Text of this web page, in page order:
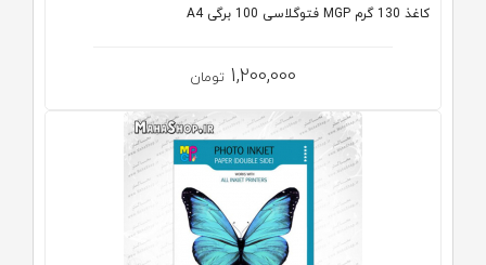
کاغذ 130 گرم MGP فتوگلاسی 100 برگی A4
1,200,000 تومان